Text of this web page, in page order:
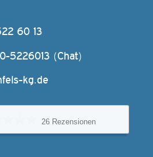
60 13
5226013 (Chat)
kg.de
26 Rezensionen